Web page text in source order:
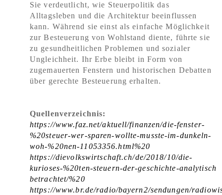
Sie verdeutlicht, wie Steuerpolitik das
Alltagsleben und die Architektur beeinflussen
kann. Während sie einst als einfache Möglichkeit
zur Besteuerung von Wohlstand diente, führte sie
zu gesundheitlichen Problemen und sozialer
Ungleichheit. Ihr Erbe bleibt in Form von
zugemauerten Fenstern und historischen Debatten
über gerechte Besteuerung erhalten.
Quellenverzeichnis:
https://www.faz.net/aktuell/finanzen/die-fenster-
%20steuer-wer-sparen-wollte-musste-im-dunkeln-
woh-%20nen-11053356.html%20
https://dievolkswirtschaft.ch/de/2018/10/die-
kurioses-%20ten-steuern-der-geschichte-analytisch
betrachtet/%20
https://www.br.de/radio/bayern2/sendungen/